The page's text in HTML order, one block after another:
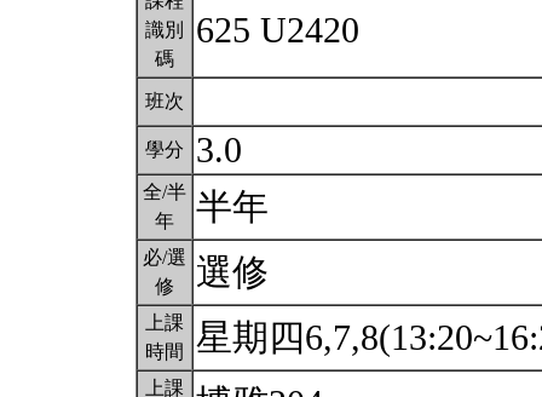
識別
碼
625 U2420
班次
學分 3.0
全/半
年
半年
必/選
修
選修
上課
時間
星期四
上課